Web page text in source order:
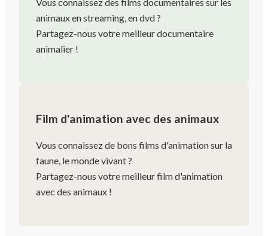
animaux en streaming, en dvd ?
Partagez-nous votre meilleur documentaire
animalier !
Film d'animation avec des animaux
Vous connaissez de bons films d'animation sur la
faune, le monde vivant ?
Partagez-nous votre meilleur film d'animation
avec des animaux !